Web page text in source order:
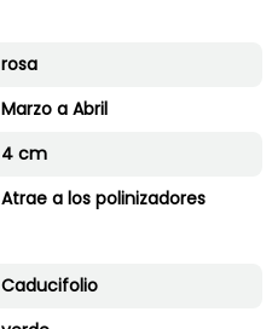
rosa
Marzo a Abril
4 cm
Atrae a los polinizadores
Caducifolio